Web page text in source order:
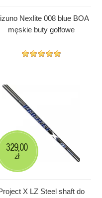
Nexlite 008 blue BOA
męskie buty golfowe
X LZ Steel shaft do
329,00
zł